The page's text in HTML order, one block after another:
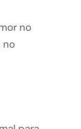
no
no